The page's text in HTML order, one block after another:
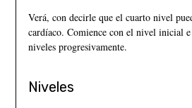
Verá, con decirle que el cuarto nivel
cardíaco. Comience con el nivel inicial
niveles progresivamente.
Niveles